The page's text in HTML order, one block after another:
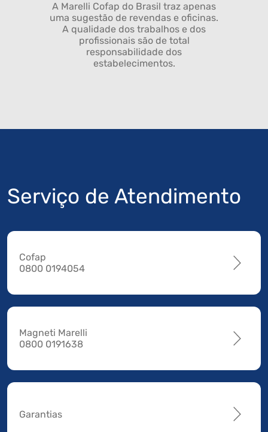
A Marelli Cofap do Brasil traz apenas
uma sugestão de revendas e oficinas.
A qualidade dos trabalhos e dos
profissionais são de total
responsabilidade dos
estabelecimentos.
Serviço de Atendimento
Cofap
0800 0194054
Magneti Marelli
0800 0191638
Garantias